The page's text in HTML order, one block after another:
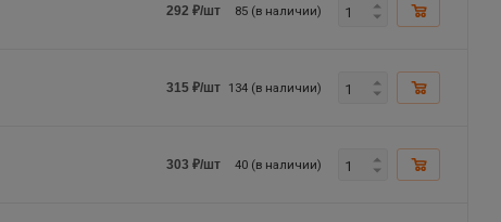
292 ₽/шт 85 (в наличии)
315 ₽/шт 134 (в наличии)
303 ₽/шт 40 (в наличии)